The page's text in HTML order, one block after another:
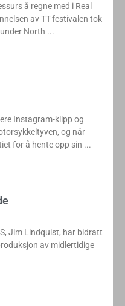
å regne med i Real
av TT-festivalen tok
North
Instagram-klipp og
og når
for å hente opp sin
Jim Lindquist, har bidratt
av midlertidige